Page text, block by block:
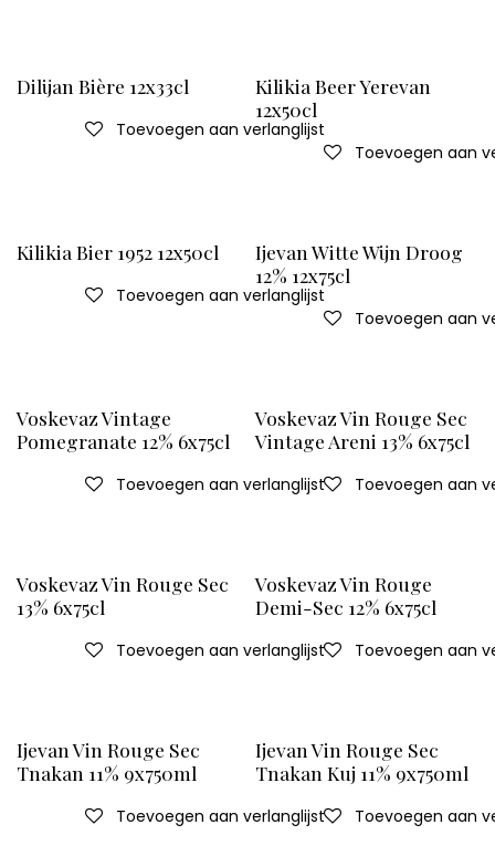
Dilijan Bière 12x33cl
Toevoegen aan verlanglijst
Kilikia Beer Yerevan
12x50cl
Toevoegen aan
Kilikia Bier 1952 12x50cl
Toevoegen aan verlanglijst
Ijevan Witte Wijn Droog
12% 12x75cl
Toevoegen aan
Voskevaz Vintage
Pomegranate 12% 6x75cl
Toevoegen aan verlanglijst
Voskevaz Vin Rouge Sec
Vintage Areni 13% 6x75cl
Toevoegen aan
Voskevaz Vin Rouge Sec
13% 6x75cl
Toevoegen aan verlanglijst
Voskevaz Vin Rouge
Demi-Sec 12% 6x75cl
Toevoegen aan
Ijevan Vin Rouge Sec
Tnakan 11% 9x750ml
Toevoegen aan verlanglijst
Ijevan Vin Rouge Sec
Tnakan Kuj 11% 9x750ml
Toevoegen aan